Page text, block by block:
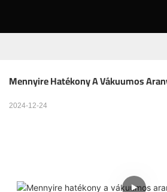
Mennyire Hatékony A Vákuumos
2024-12-24